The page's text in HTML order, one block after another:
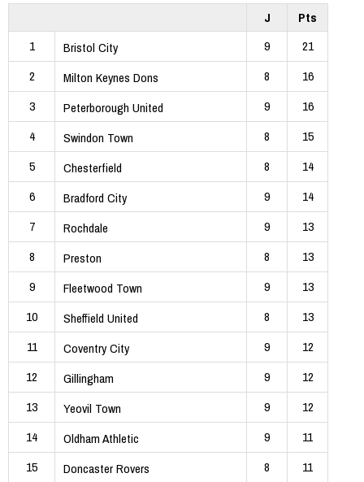
J
Pts
1
Bristol City 9
21
2
Milton Keynes Dons 8
16
3
Peterborough United 9
16
4
Swindon Town 8
15
5
Chesterfield 8
14
6
Bradford City 9
14
7
Rochdale 9
13
8
Preston 8
13
9
Fleetwood Town 9
13
10
Sheffield United 8
13
11
Coventry City 9
12
12
Gillingham 9
12
13
Yeovil Town 9
12
14
Oldham Athletic 9
11
15
Doncaster Rovers 8
11